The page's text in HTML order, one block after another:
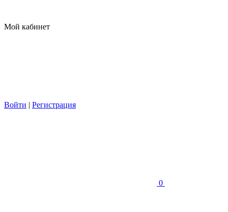
Мой кабинет
Войти | Регистрация
0